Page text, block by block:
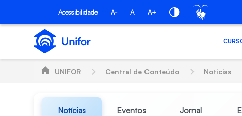
Pular para o Conteúdo principal
Acessibilidade A- A A+
UNIFOR Central de Conteúdo Notícias
Notícias Eventos Jornal